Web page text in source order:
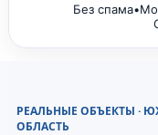
Без спама•
РЕАЛЬНЫЕ ОБЪЕКТЫ ·
ОБЛАСТЬ